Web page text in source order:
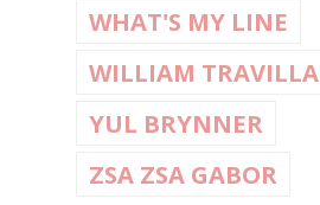
WHAT'S MY LINE
WILLIAM TRAVILLA
YUL BRYNNER
ZSA ZSA GABOR